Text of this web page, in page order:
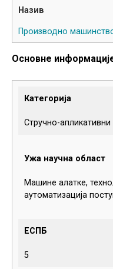
Производно
Основне
Категорија
Стручно-апликативни
Ужа научна област
Машине алатке,
аутоматизација
ЕСПБ
5